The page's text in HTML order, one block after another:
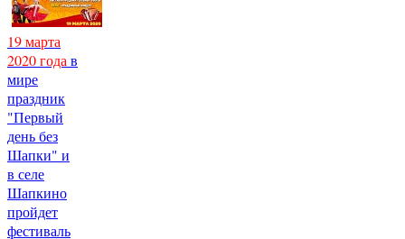
19 марта
2020 года в
мире
праздник
"Первый
день без
Шапки" и
в селе
Шапкино
пройдет
фестиваль